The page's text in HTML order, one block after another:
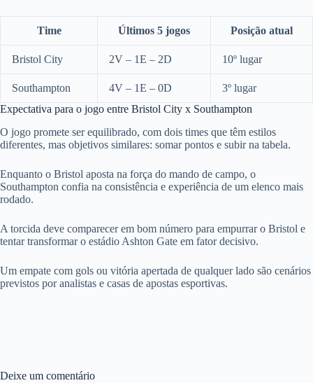
Time Últimos 5 jogos Posição atual
Bristol City 2V – 1E – 2D 10º lugar
Southampton 4V – 1E – 0D
3º lugar
Expectativa para o jogo entre Bristol City x Southampton
O jogo promete ser equilibrado, com dois times que têm estilos
diferentes, mas objetivos similares: somar pontos e subir na tabela.
Enquanto o Bristol aposta na força do mando de campo, o
Southampton confia na consistência e experiência de um elenco mais
rodado.
A torcida deve comparecer em bom número para empurrar o Bristol e
tentar transformar o estádio Ashton Gate em fator decisivo.
Um empate com gols ou vitória apertada de qualquer lado são cenários
previstos por analistas e casas de apostas esportivas.
Deixe um comentário